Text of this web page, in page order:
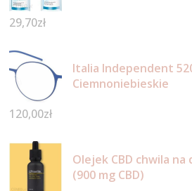
29,70zł
Italia Independent
Ciemnoniebieskie
120,00zł
Olejek CBD chwila na
(900 mg CBD)